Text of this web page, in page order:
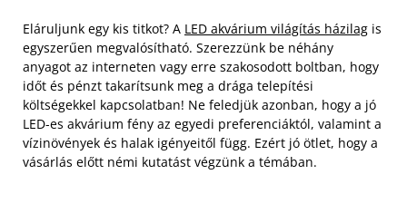
Eláruljunk egy kis titkot? A LED akvárium világítás házilag is
egyszerűen megvalósítható. Szerezzünk be néhány
anyagot az interneten vagy erre szakosodott boltban, hogy
időt és pénzt takarítsunk meg a drága telepítési
költségekkel kapcsolatban! Ne feledjük azonban, hogy a jó
LED-es akvárium fény az egyedi preferenciáktól, valamint a
vízinövények és halak igényeitől függ. Ezért jó ötlet, hogy a
vásárlás előtt némi kutatást végzünk a témában.